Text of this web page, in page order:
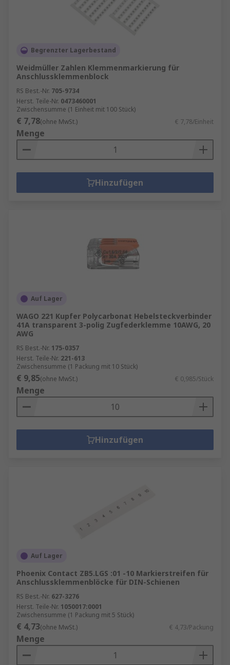
Begrenzter Lagerbestand
Weidmüller Zahlen Klemmenmarkierung für
Anschlussklemmenblock
RS Best.-Nr. 705-9734
Herst. Teile-Nr. 0473460001
Zwischensumme (1 Einheit mit 100 Stück)
€ 7,78(ohne MwSt.) € 7,78/Einheit
Menge
Hinzufügen
Auf Lager
WAGO 221 Kupfer Polycarbonat Hebelsteckverbinder
41A transparent 3-polig Zugfederklemme 10AWG, 20
AWG
RS Best.-Nr. 175-0357
Herst. Teile-Nr. 221-613
Zwischensumme (1 Packung mit 10 Stück)
€ 9,85(ohne MwSt.) € 0,985/Stück
Menge
Hinzufügen
Auf Lager
Phoenix Contact ZB5.LGS :01 -10 Markierstreifen für
Anschlussklemmenblöcke für DIN-Schienen
RS Best.-Nr. 627-3276
Herst. Teile-Nr. 1050017:0001
Zwischensumme (1 Packung mit 5 Stück)
€ 4,73(ohne MwSt.) € 4,73/Packung
Menge